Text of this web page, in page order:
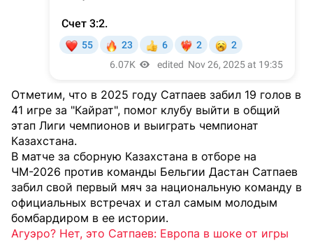
Отметим, что в 2025 году Сатпаев забил 19 голов в
41 игре за "Кайрат", помог клубу выйти в общий
этап Лиги чемпионов и выиграть чемпионат
Казахстана.
В матче за сборную Казахстана в отборе на
ЧМ-2026 против команды Бельгии Дастан Сатпаев
забил свой первый мяч за национальную команду в
официальных встречах и стал самым молодым
бомбардиром в ее истории.
Агуэро? Нет, это Сатпаев: Европа в шоке от игры